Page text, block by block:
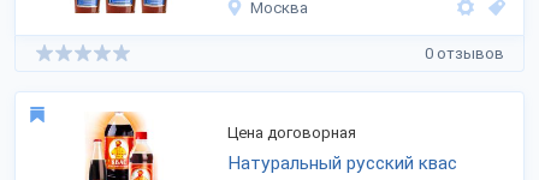
Москва
0 отзывов
Цена договорная
Натуральный русский квас